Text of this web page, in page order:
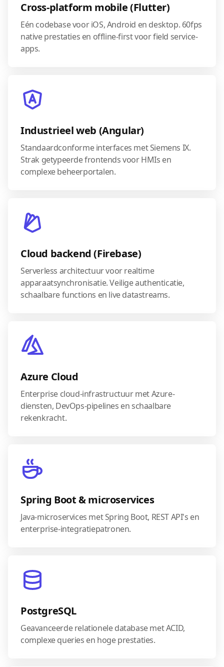
Cross-platform mobile (Flutter)
Eén codebase voor iOS, Android en desktop. 60fps
native prestaties en offline-first voor field service-
apps.
Industrieel web (Angular)
Standaardconforme interfaces met Siemens IX.
Strak getypeerde frontends voor HMIs en
complexe beheerportalen.
Cloud backend (Firebase)
Serverless architectuur voor realtime
apparaatsynchronisatie. Veilige authenticatie,
schaalbare functions en live datastreams.
Azure Cloud
Enterprise cloud-infrastructuur met Azure-
diensten, DevOps-pipelines en schaalbare
rekenkracht.
Spring Boot & microservices
Java-microservices met Spring Boot, REST API's en
enterprise-integratiepatronen.
PostgreSQL
Geavanceerde relationele database met ACID,
complexe queries en hoge prestaties.